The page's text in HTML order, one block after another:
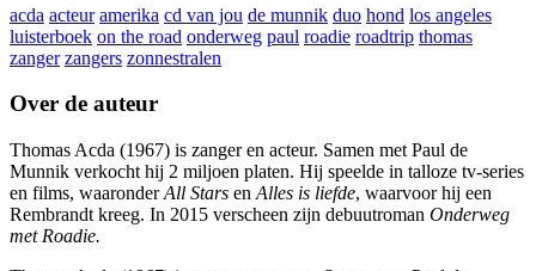
acda acteur amerika cd van jou de munnik duo hond los angeles
luisterboek on the road onderweg paul roadie roadtrip thomas
zanger zangers zonnestralen
Over de auteur
Thomas Acda (1967) is zanger en acteur. Samen met Paul de
Munnik verkocht hij 2 miljoen platen. Hij speelde in talloze tv-series
en films, waaronderAll Stars en Alles is liefde, waarvoor hij een
Rembrandt kreeg. In 2015 verscheen zijn debuutroman Onderweg
met Roadie.